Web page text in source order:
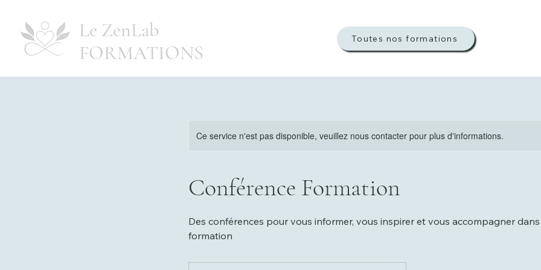
Le ZenLab
FORMATIONS
Toutes nos formations
Ce service n'est pas disponible, veuillez nous contacter pour plus d'informations.
Conférence Formation
Des conférences pour vous informer, vous inspirer et vous accompagner
formation